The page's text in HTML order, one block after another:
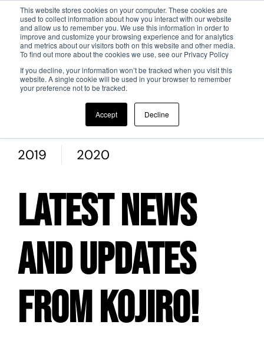
This website stores cookies on your computer. These cookies are
used to collect information about how you interact with our website
and allow us to remember you. We use this information in order to
improve and customize your browsing experience and for analytics
and metrics about our visitors both on this website and other media.
To find out more about the cookies we use, see our Privacy Policy
If you decline, your information won’t be tracked when you visit this
website. A single cookie will be used in your browser to remember
your preference not to be tracked.
Accept Decline
Passa al contenuto principale
Edizione 2025
Paper
Edizione 2024
2023
2019
2020
Latest News
and Updates
from Kojiro!